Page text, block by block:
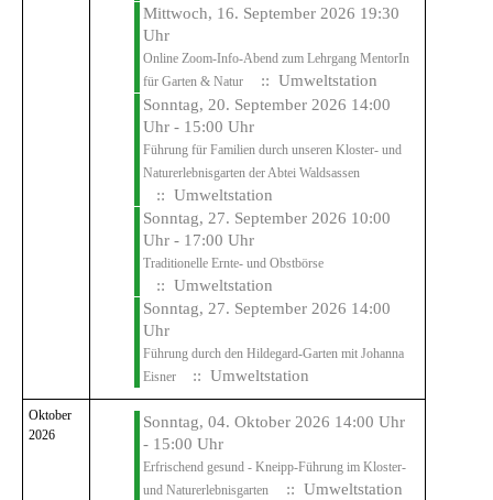
Mittwoch, 16. September 2026 19:30
Uhr
Online Zoom-Info-Abend zum Lehrgang MentorIn
für Garten & Natur
:: Umweltstation
Sonntag, 20. September 2026 14:00
Uhr - 15:00 Uhr
Führung für Familien durch unseren Kloster- und
Naturerlebnisgarten der Abtei Waldsassen
:: Umweltstation
Sonntag, 27. September 2026 10:00
Uhr - 17:00 Uhr
Traditionelle Ernte- und Obstbörse
:: Umweltstation
Sonntag, 27. September 2026 14:00
Uhr
Führung durch den Hildegard-Garten mit Johanna
Eisner
:: Umweltstation
Oktober
2026
Sonntag, 04. Oktober 2026 14:00 Uhr
- 15:00 Uhr
Erfrischend gesund - Kneipp-Führung im Kloster-
und Naturerlebnisgarten
:: Umweltstation